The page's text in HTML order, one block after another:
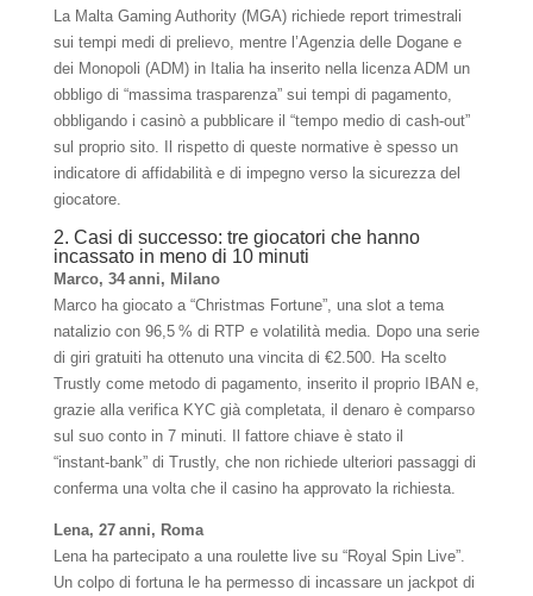
La Malta Gaming Authority (MGA) richiede report trimestrali
sui tempi medi di prelievo, mentre l’Agenzia delle Dogane e
dei Monopoli (ADM) in Italia ha inserito nella licenza ADM un
obbligo di “massima trasparenza” sui tempi di pagamento,
obbligando i casinò a pubblicare il “tempo medio di cash‑out”
sul proprio sito. Il rispetto di queste normative è spesso un
indicatore di affidabilità e di impegno verso la sicurezza del
giocatore.
2. Casi di successo: tre giocatori che hanno
incassato in meno di 10 minuti
Marco, 34 anni, Milano
Marco ha giocato a “Christmas Fortune”, una slot a tema
natalizio con 96,5 % di RTP e volatilità media. Dopo una serie
di giri gratuiti ha ottenuto una vincita di €2.500. Ha scelto
Trustly come metodo di pagamento, inserito il proprio IBAN e,
grazie alla verifica KYC già completata, il denaro è comparso
sul suo conto in 7 minuti. Il fattore chiave è stato il
“instant‑bank” di Trustly, che non richiede ulteriori passaggi di
conferma una volta che il casino ha approvato la richiesta.
Lena, 27 anni, Roma
Lena ha partecipato a una roulette live su “Royal Spin Live”.
Un colpo di fortuna le ha permesso di incassare un jackpot di